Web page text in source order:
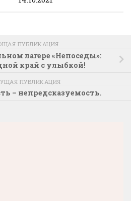
ПУБЛИКАЦИЯ
лагере «Непоседы»:
край с улыбкой!
ПУБЛИКАЦИЯ
– непредсказуемость.